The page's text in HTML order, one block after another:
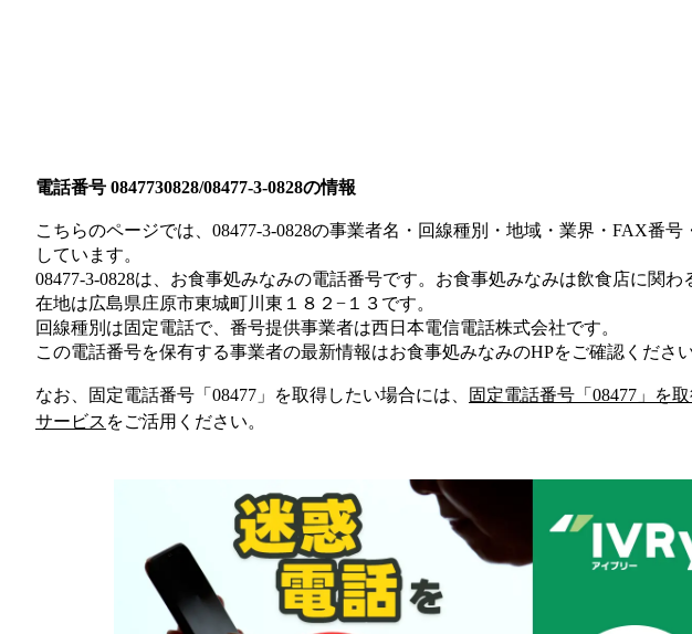
電話番号 0847730828/08477-3-0828の情報
こちらのページでは、 08477-3-0828の事業者名・回線種別・地域・業界・FAX番号
しています。
08477-3-0828は、 お食事処みなみの電話番号です。 お食事処みなみは飲食店に関わ
在地は広島県庄原市東城町川東１８２−１３ です。
回線種別は固定電話で、番号提供事業者は西日本電信電話株式会社です。
この電話番号を保有する事業者の最新情報はお食事処みなみのHPをご確認ください
なお、固定電話番号「 08477 」を取得したい場合には、 固定電話番号「 08477 」を
サービス をご活用ください。